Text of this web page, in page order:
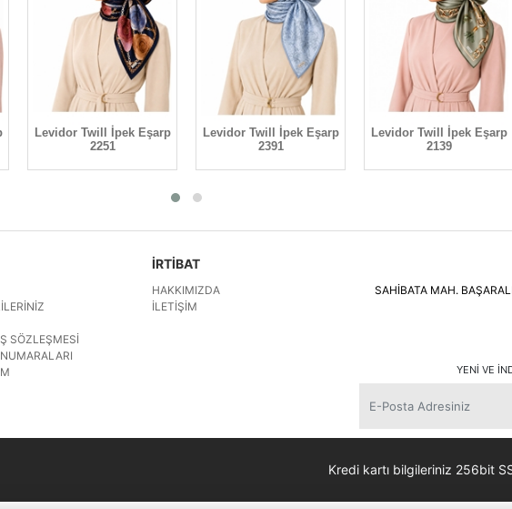
Levidor Twill İpek Eşarp
2251
Levidor Twill İpek Eşarp
2391
Levidor Twill İpek Eşarp
2139
SÖZLEŞMESI
İRTİBAT
HAKKIMIZDA
İLETIŞIM
SAHİBATA MAH.
YENI VE
Kredi kartı bilgileriniz 256bit